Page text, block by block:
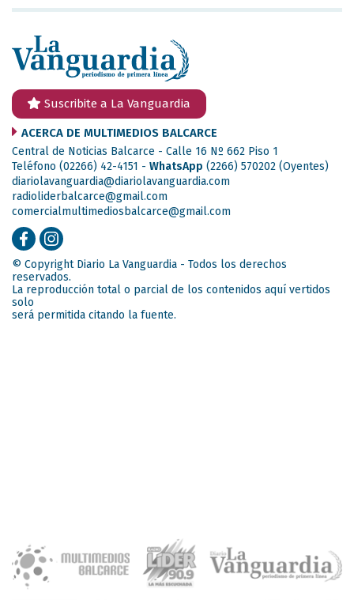
Suscribite a La Vanguardia
ACERCA DE MULTIMEDIOS BALCARCE
Central de Noticias Balcarce - Calle 16 Nº 662 Piso 1
Teléfono (02266) 42-4151 - WhatsApp (2266) 570202 (Oyentes)
diariolavanguardia@diariolavanguardia.com
radioliderbalcarce@gmail.com
comercialmultimediosbalcarce@gmail.com
© Copyright Diario La Vanguardia - Todos los derechos
reservados.
La reproducción total o parcial de los contenidos aquí vertidos
solo
será permitida citando la fuente.